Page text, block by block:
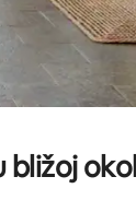
bližoj